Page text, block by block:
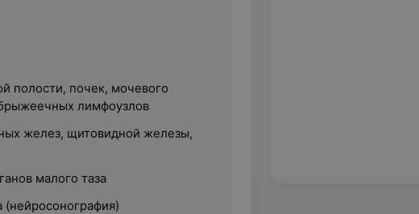
полости, почек, мочевого
лимфоузлов
желез, щитовидной железы,
малого таза
(нейросонография)